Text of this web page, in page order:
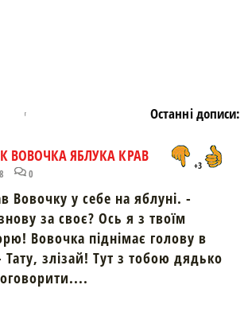
Останні дописи:
ВОВОЧКА ЯБЛУКА КРАВ
8 0
+3
Вовочку у себе на яблуні. -
за своє? Ось я з твоїм
Вовочка піднімає голову в
Тату, злізай! Тут з тобою дядько